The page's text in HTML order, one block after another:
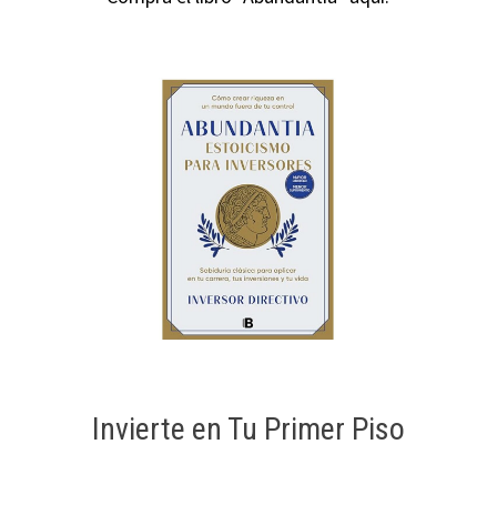
Invierte en Tu Primer Piso